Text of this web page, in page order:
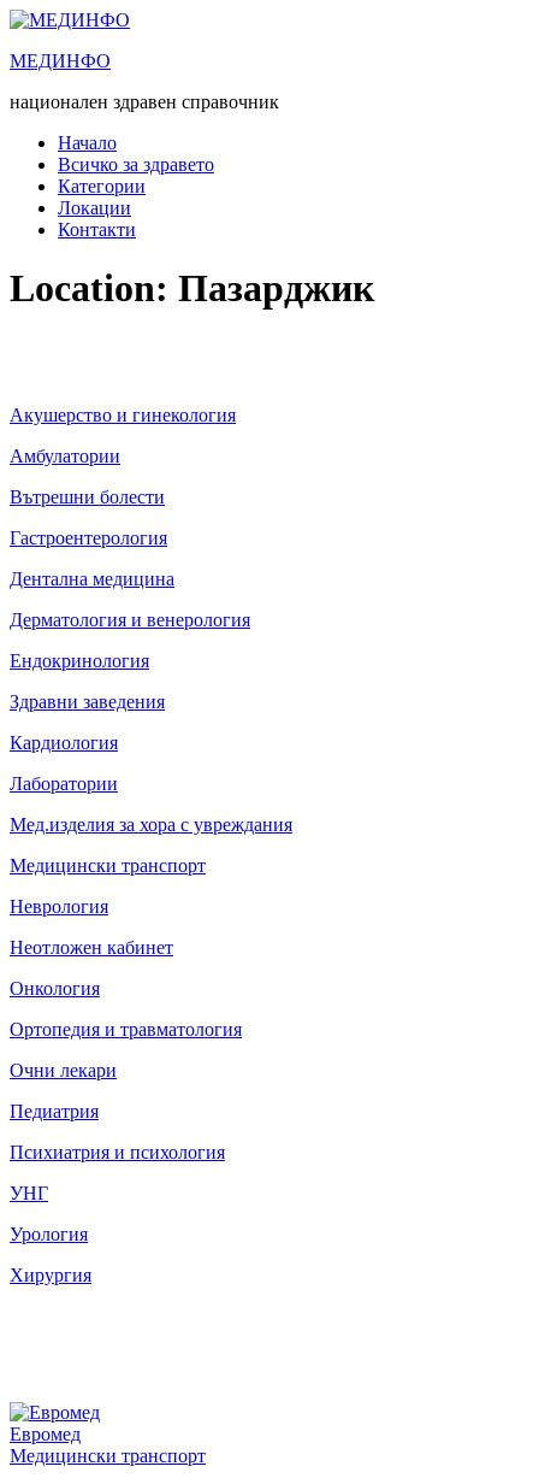
Преминете
съдържанието
МЕДИНФО
национален здравен справочник
Начало
Всичко за здравето
Категории
Локации
Контакти
Location: Пазарджик
Акушерство и гинекология
Амбулатории
Вътрешни болести
Гастроентерология
Дентална медицина
Дерматология и венерология
Ендокринология
Здравни заведения
Кардиология
Лаборатории
Мед.изделия за хора с увреждания
Медицински транспорт
Неврология
Неотложен кабинет
Онкология
Ортопедия и травматология
Очни лекари
Педиатрия
Психиатрия и психология
УНГ
Урология
Хирургия
Евромед
Медицински транспорт